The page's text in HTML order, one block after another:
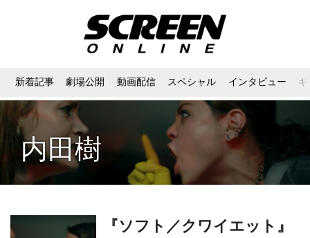
新着記事 劇場公開 動画配信 スペシャル インタビュー
内田樹
『ソフト／クワイエット』